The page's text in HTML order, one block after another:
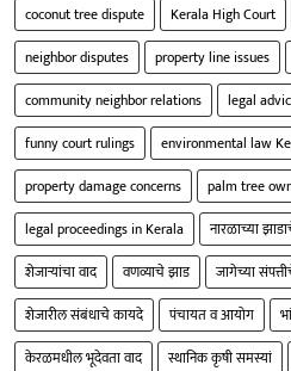
coconut tree dispute Kerala High Court
neighbor disputes
property line issues
community neighbor relations
legal
funny court rulings
environmental law
property damage concerns
palm tree
legal proceedings in Kerala
नारळाच्या
शेजाऱ्यांचा वाद
वणव्याचे झाड जागेच्या
शेजारील संबंधाचे कायदे
पंचायत व आयोग
केरळमधील भूदेवता वाद
स्थानिक कृषी समस्यां